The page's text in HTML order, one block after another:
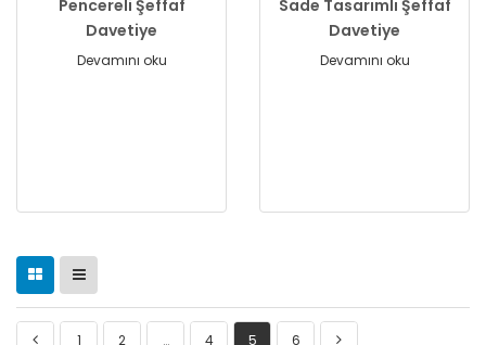
Pencereli Şeffaf
Davetiye
Devamını oku
Sade Tasarımlı Şeffaf
Davetiye
Devamını oku
1 2 … 4 5 6